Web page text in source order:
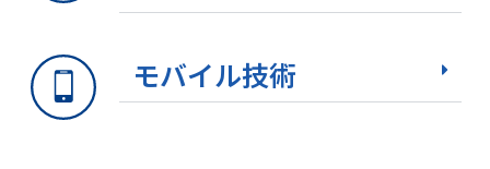
モバイル技術